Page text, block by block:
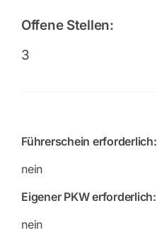
Offene Stellen:
3
Führerschein erforderlich:
nein
Eigener PKW erforderlich:
nein